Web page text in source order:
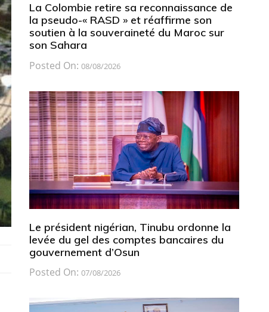
La Colombie retire sa reconnaissance de
la pseudo-« RASD » et réaffirme son
soutien à la souveraineté du Maroc sur
son Sahara
Posted On: 08/08/2026
Le président nigérian, Tinubu ordonne la
levée du gel des comptes bancaires du
gouvernement d’Osun
Posted On: 07/08/2026